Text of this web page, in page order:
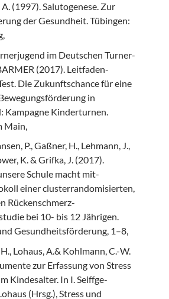
(1997). Salutogenese. Zur
der Gesundheit. Tübingen:
im Deutschen Turner-
(2017). Leitfaden-
Die Zukunftschance für eine
in
Kampagne Kinderturnen.
Main,
P., Gaßner, H., Lehmann, J.,
K. & Grifka, J. (2017).
Schule macht mit-
einer clusterrandomisierten,
Rückenschmerz-
bei 10- bis 12 Jährigen.
Gesundheitsförderung, 1–8,
Lohaus, A.& Kohlmann, C.-W.
zur Erfassung von Stress
Kindesalter. In I. Seiffge-
(Hrsg.), Stress und